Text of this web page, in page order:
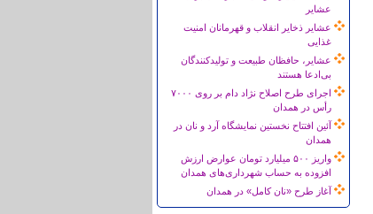
عشایر
عشایر ذخایر انقلاب و قهرمانان امنیت
غذایی
عشایر، حافظان طبیعت و تولیدکنندگان
بی‌ادعا هستند
اجرای طرح اصلاح نژاد دام بر روی ۷۰۰۰
رأس در همدان
آئین افتتاح نخستین نمایشگاه آرد و نان در
همدان
واریز ۵۰۰ میلیارد تومان عوارض ارزش
افزوده به حساب شهرداری‌های همدان
آغاز طرح «نان کامل» در همدان